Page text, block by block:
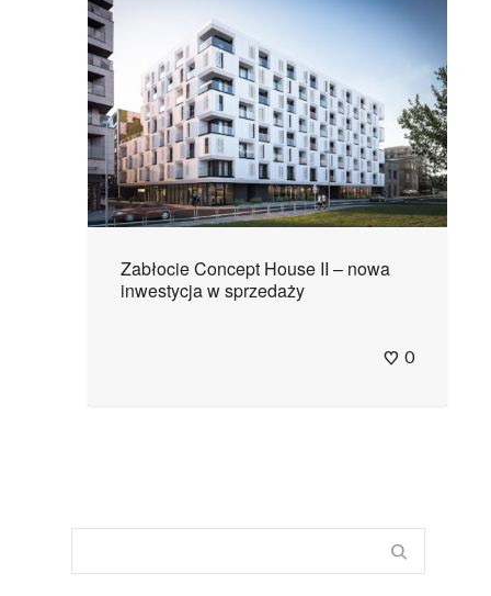
Zabłocie Concept House II – nowa
inwestycja w sprzedaży
0